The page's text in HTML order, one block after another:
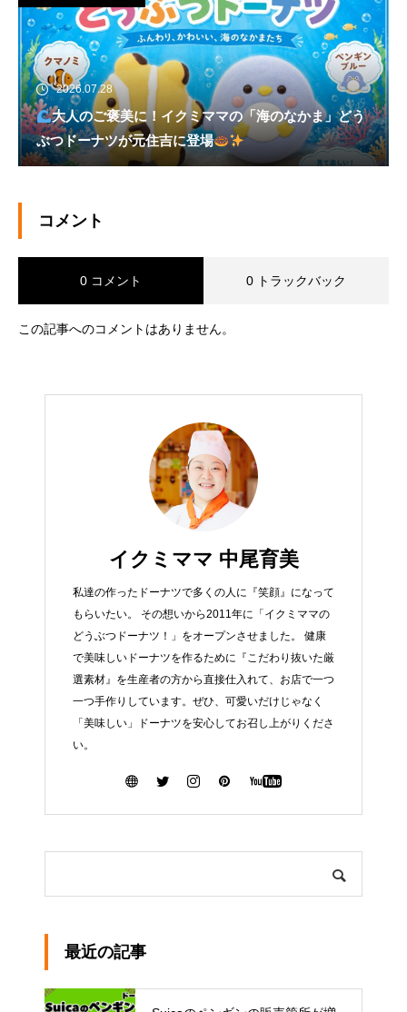
2026.07.28
大人のご褒美に！イクミママの「海のなかま」どう
ぶつドーナツが元住吉に登場
コメント
0 コメント 0 トラックバック
この記事へのコメントはありません。
イクミママ 中尾育美
私達の作ったドーナツで多くの人に『笑顔』になって
もらいたい。 その想いから2011年に「イクミママの
どうぶつドーナツ！」をオープンさせました。 健康
で美味しいドーナツを作るために『こだわり抜いた厳
選素材』を生産者の方から直接仕入れて、お店で一つ
一つ手作りしています。ぜひ、可愛いだけじゃなく
「美味しい」ドーナツを安心してお召し上がりくださ
い。
最近の記事